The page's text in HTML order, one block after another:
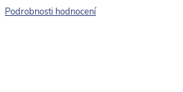
Podrobnosti hodnocení